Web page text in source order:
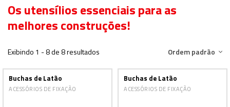
Os utensílios essenciais para as
melhores construções!
Exibindo 1 - 8 de 8 resultados Ordem padrão
Buchas de Latão
ACESSÓRIOS DE FIXAÇÃO
Buchas de Latão
ACESSÓRIOS DE FIXAÇÃO